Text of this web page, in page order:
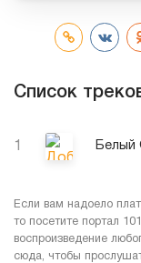
Список
1 Белый
Если вам надоело
то посетите портал
воспроизведение
сюда, чтобы